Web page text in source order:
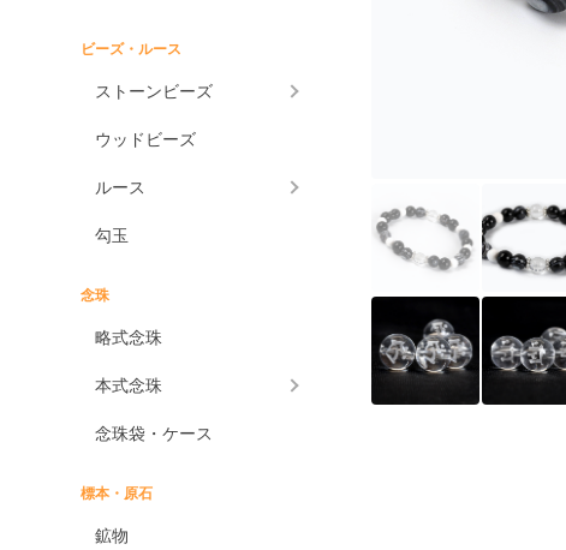
ビーズ・ルース
ストーンビーズ
ウッドビーズ
ルース
勾玉
念珠
略式念珠
本式念珠
念珠袋・ケース
標本・原石
鉱物